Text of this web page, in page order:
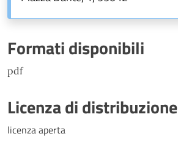
Formati disponibili
pdf
Licenza di distribuzione
licenza aperta